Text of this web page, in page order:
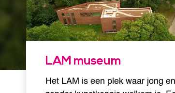
LAM museum
Het LAM is een plek waar jong